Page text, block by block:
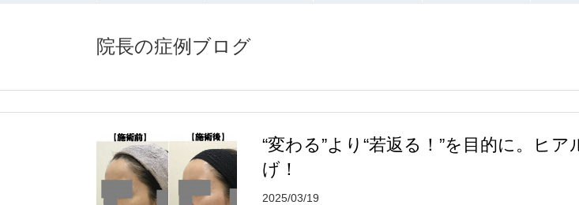
院長の症例ブログ
“変わる”より“若返る！”を目的に。ヒ
げ！
2025/03/19